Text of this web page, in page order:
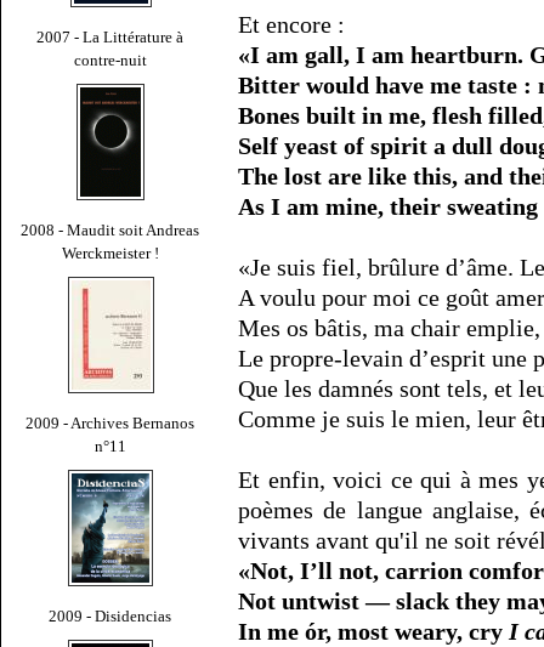
2007 - La Littérature à
contre-nuit
2008 - Maudit soit Andreas
Werckmeister !
2009 - Archives Bernanos
n°11
2009 - Disidencias
Et encore :
«I am gall, I am heartburn.
Bitter would have me taste :
Bones built in me, flesh
Self yeast of spirit a dull
The lost are like this, and
As I am mine, their sweating
«Je suis fiel, brûlure d’âme.
A voulu pour moi ce goût
Mes os bâtis, ma chair
Le propre-levain d’esprit une
Que les damnés sont tels, et
Comme je suis le mien, leur
Et enfin, voici ce qui à mes
poèmes de langue anglaise,
vivants avant qu'il ne soit
«Not, I’ll not, carrion
Not untwist — slack they
In me ór, most weary, cry I